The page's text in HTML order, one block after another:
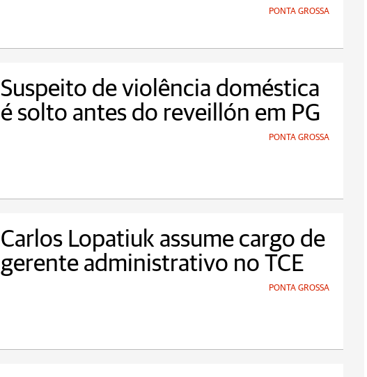
PONTA GROSSA
Suspeito de violência doméstica
é solto antes do reveillón em PG
PONTA GROSSA
Carlos Lopatiuk assume cargo de
gerente administrativo no TCE
PONTA GROSSA